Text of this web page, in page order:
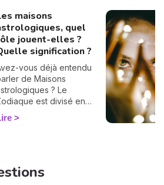
maisons
quel
jouent-elles ?
signification ?
vous déjà entendu
de Maisons
? Le
est divisé en
Maisons et chacune
à une sphère
elles jouent un
très important pour